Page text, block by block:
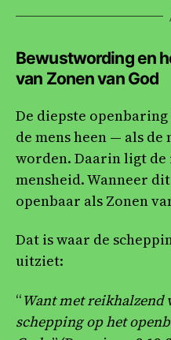
Bewustwording en
van Zonen van God
De diepste
de mens heen — als
worden. Daarin ligt de
mensheid. Wanneer
openbaar als Zonen
Dat is waar de
uitziet:
“Want met reikhalzend
schepping op het